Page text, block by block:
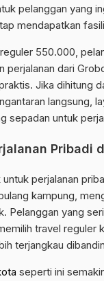
pelanggan yang
mendapatkan
550.000,
perjalanan dari
Jika dihitung
langsung,
sepadan untuk
Pribadi
perjalanan
kampung,
Pelanggan yang
travel reguler
terjangkau
seperti ini